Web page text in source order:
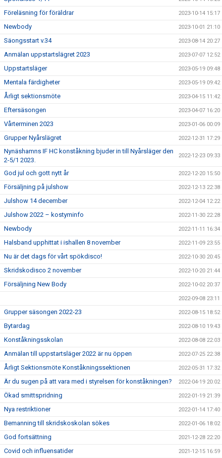
Föreläsning för föräldrar 2023-10-14 15:17
Newbody 2023-10-01 21:10
Säongsstart v.34 2023-08-14 20:27
Anmälan uppstartslägret 2023 2023-07-07 12:52
Uppstartsläger 2023-05-19 09:48
Mentala färdigheter 2023-05-19 09:42
Årligt sektionsmöte 2023-04-15 11:42
Eftersäsongen 2023-04-07 16:20
Vårterminen 2023 2023-01-06 00:09
Grupper Nyårslägret 2022-12-31 17:29
Nynäshamns IF HC konståkning bjuder in till Nyårsläger den
2-5/1 2023.
2022-12-23 09:33
God jul och gott nytt år 2022-12-20 15:50
Försäljning på julshow 2022-12-13 22:38
Julshow 14 december 2022-12-04 12:22
Julshow 2022 – kostyminfo 2022-11-30 22:28
Newbody 2022-11-11 16:34
Halsband upphittat i ishallen 8 november 2022-11-09 23:55
Nu är det dags för vårt spökdisco! 2022-10-30 20:45
Skridskodisco 2 november 2022-10-20 21:44
Försäljning New Body 2022-10-02 20:37
2022-09-08 23:11
Grupper säsongen 2022-23 2022-08-15 18:52
Bytardag 2022-08-10 19:43
Konståkningsskolan 2022-08-08 22:03
Anmälan till uppstartsläger 2022 är nu öppen 2022-07-25 22:38
Årligt Sektionsmöte Konståkningssektionen 2022-05-31 17:32
Är du sugen på att vara med i styrelsen för konståkningen? 2022-04-19 20:02
Ökad smittspridning 2022-01-19 21:39
Nya restriktioner 2022-01-14 17:40
Bemanning till skridskoskolan sökes 2022-01-06 18:02
God fortsättning 2021-12-28 22:20
Covid och influensatider 2021-12-15 16:59